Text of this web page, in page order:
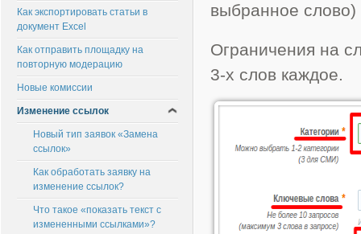
выбранное слово)
Ограничения на
3-х слов каждое.
Как экспортировать статьи в
документ Excel
Как отправить площадку на
повторную модерацию
Новые комиссии
Изменение ссылок
Новый тип заявок «Замена
ссылок»
Как обработать заявку на
изменение ссылок?
Что такое «показать текст с
измененными ссылками»?